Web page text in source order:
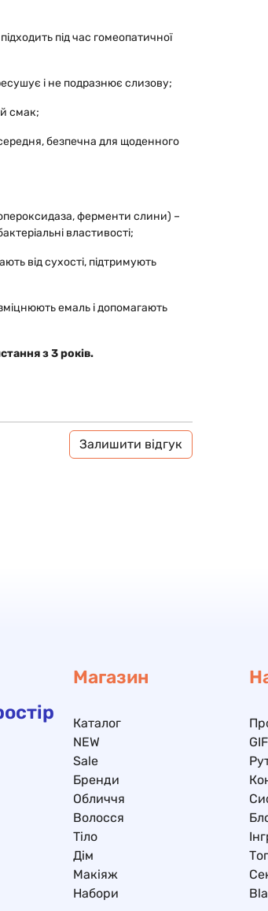
під час гомеопатичної
і не подразнює слизову;
смак;
безпечна для щоденного
ферменти слини) –
властивості;
від сухості, підтримують
емаль і допомагають
з 3 років.
Залишити відгук
Магазин
Каталог
NEW
Sale
Бренди
Обличчя
Волосся
Тіло
Дім
Макіяж
Набори